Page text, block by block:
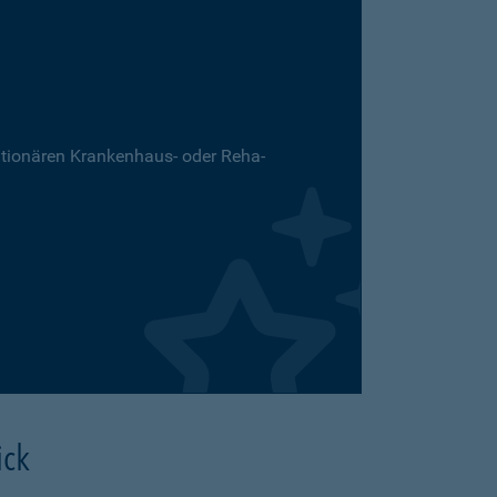
Krankenhaus- oder Reha-